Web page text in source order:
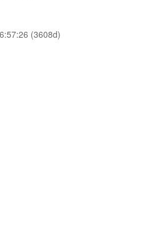
(3608d)